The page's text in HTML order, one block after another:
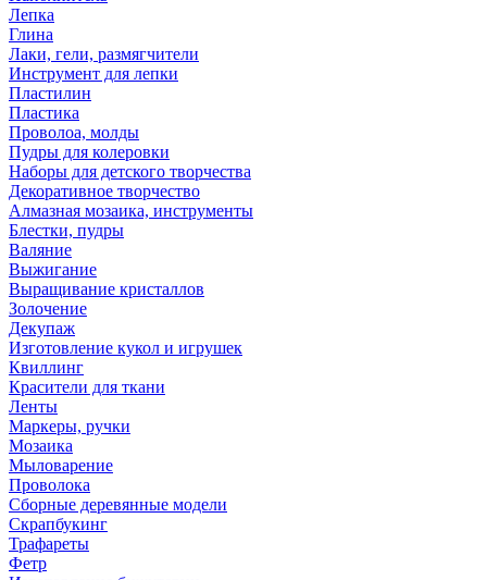
Лепка
Глина
Лаки, гели, размягчители
Инструмент для лепки
Пластилин
Пластика
Проволоа, молды
Пудры для колеровки
Наборы для детского творчества
Декоративное творчество
Алмазная мозаика, инструменты
Блестки, пудры
Валяние
Выжигание
Выращивание кристаллов
Золочение
Декупаж
Изготовление кукол и игрушек
Квиллинг
Красители для ткани
Ленты
Маркеры, ручки
Мозаика
Мыловарение
Проволока
Сборные деревянные модели
Скрапбукинг
Трафареты
Фетр